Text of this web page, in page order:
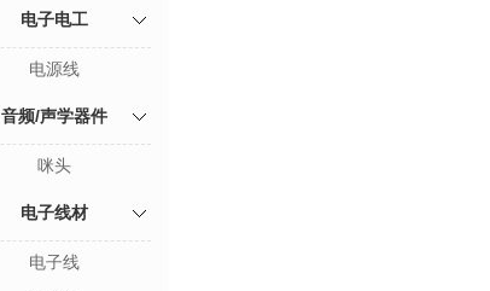
电子电工
电源线
音频/声学器件
咪头
电子线材
电子线